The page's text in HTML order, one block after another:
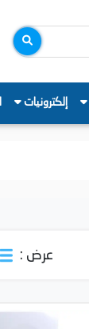
إلكترونيات
عرض :